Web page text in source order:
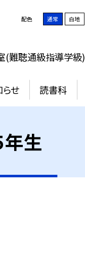
配色 通常 白地
(難聴通級指導学級)
らせ 読書科
年生